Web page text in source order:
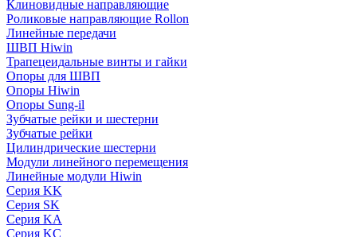
Клиновидные направляющие
Роликовые направляющие Rollon
Линейные передачи
ШВП Hiwin
Трапецеидальные винты и гайки
Опоры для ШВП
Опоры Hiwin
Опоры Sung-il
Зубчатые рейки и шестерни
Зубчатые рейки
Цилиндрические шестерни
Модули линейного перемещения
Линейные модули Hiwin
Серия KK
Серия SK
Серия KA
Серия KC